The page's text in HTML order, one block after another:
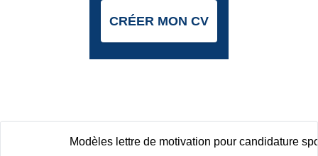
CRÉER MON CV
Modèles lettre de motivation pour candidature